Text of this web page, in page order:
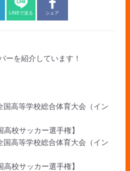
LINEで送る シェア
ーを紹介しています！
国高等学校総合体育大会（イン
高校サッカー選手権】
国高等学校総合体育大会（イン
高校サッカー選手権】